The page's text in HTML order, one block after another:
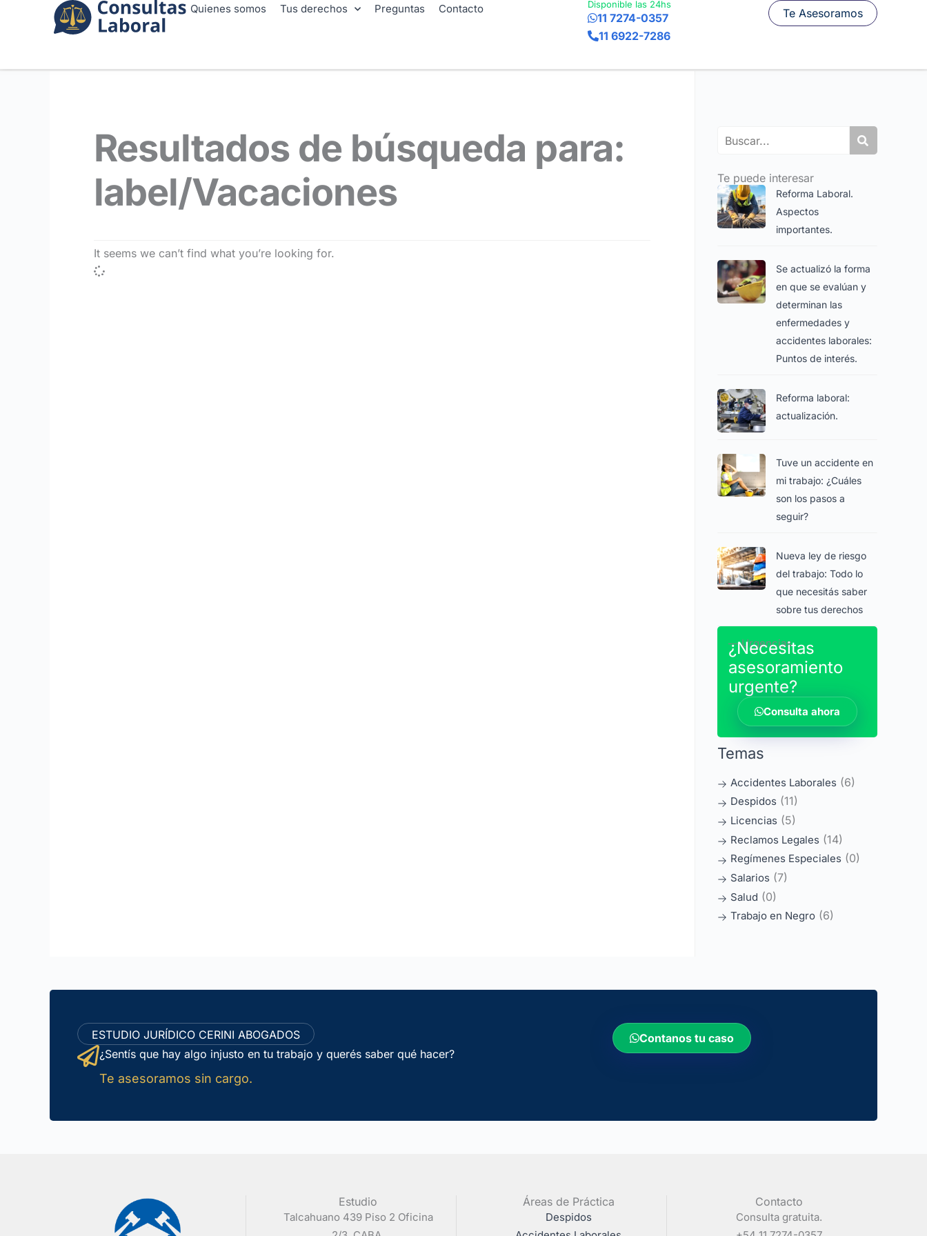
Quienes somos Tus derechos Preguntas Contacto Disponible las 24hs
11 7274-0357
11 6922-7286
Te Asesoramos
Resultados de búsqueda para:
label/Vacaciones
It seems we can’t find what you’re looking for.
Search
Te puede interesar
Reforma Laboral.
Aspectos
importantes.
Se actualizó la forma
en que se evalúan y
determinan las
enfermedades y
accidentes laborales:
Puntos de interés.
Reforma laboral:
actualización.
Tuve un accidente en
mi trabajo: ¿Cuáles
son los pasos a
seguir?
Nueva ley de riesgo
del trabajo: Todo lo
que necesitás saber
sobre tus derechos
― Urgencias
¿Necesitas
asesoramiento
urgente?
Consulta ahora
Temas
Accidentes Laborales (6)
Despidos (11)
Licencias (5)
Reclamos Legales (14)
Regímenes Especiales (0)
Salarios (7)
Salud (0)
Trabajo en Negro (6)
ESTUDIO JURÍDICO CERINI ABOGADOS
¿Sentís que hay algo injusto en tu trabajo y querés saber qué hacer?
Te asesoramos sin cargo.
Contanos tu caso
Estudio
Talcahuano 439 Piso 2 Oficina
Áreas de Práctica
Despidos
Contacto
Consulta gratuita.